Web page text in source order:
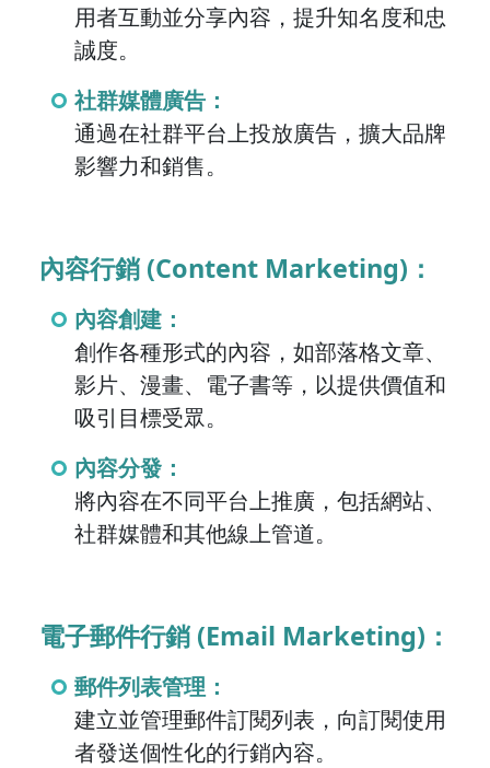
用者互動並分享內容，提升知名度和忠
誠度。
社群媒體廣告：
通過在社群平台上投放廣告，擴大品牌
影響力和銷售。
內容行銷 (Content Marketing)：
內容創建：
創作各種形式的內容，如部落格文章、
影片、漫畫、電子書等，以提供價值和
吸引目標受眾。
內容分發：
將內容在不同平台上推廣，包括網站、
社群媒體和其他線上管道。
電子郵件行銷 (Email Marketing)：
郵件列表管理：
建立並管理郵件訂閱列表，向訂閱使用
者發送個性化的行銷內容。